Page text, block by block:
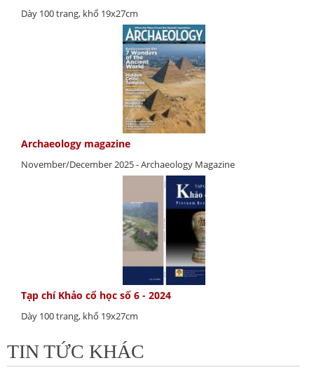
Dày 100 trang, khổ 19x27cm
Archaeology magazine
November/December 2025 - Archaeology Magazine
Tạp chí Khảo cổ học số 6 - 2024
Dày 100 trang, khổ 19x27cm
TIN TỨC KHÁC